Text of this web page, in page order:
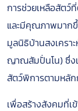
การช่วยเหลือสัตว์
และมีคุณภาพมาก
มูลนิธิบ้านสงเครา
ญาณสัมปั่นโน) ซึ่ง
สัตว์พิการตามหลั
เพื่อสร้างสังคมที่เ